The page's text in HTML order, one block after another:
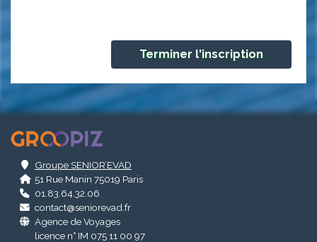
Groupe SENIOR’EVAD
51 Rue Manin 75019 Paris
01.83.64.32.06
contact@seniorevad.fr
Agence de Voyages
licence n° IM 075 11 00 97